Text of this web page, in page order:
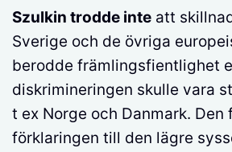
Szulkin trodde inte att
Sverige och de övriga
berodde främlingsfientlighet
diskrimineringen skulle vara
t ex Norge och Danmark. Den
förklaringen till den lägre